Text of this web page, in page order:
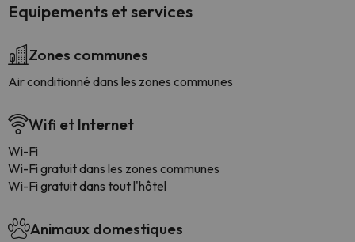
Equipements et services
Zones communes
Air conditionné dans les zones communes
Wifi et Internet
Wi-Fi
Wi-Fi gratuit dans les zones communes
Wi-Fi gratuit dans tout l'hôtel
Animaux domestiques